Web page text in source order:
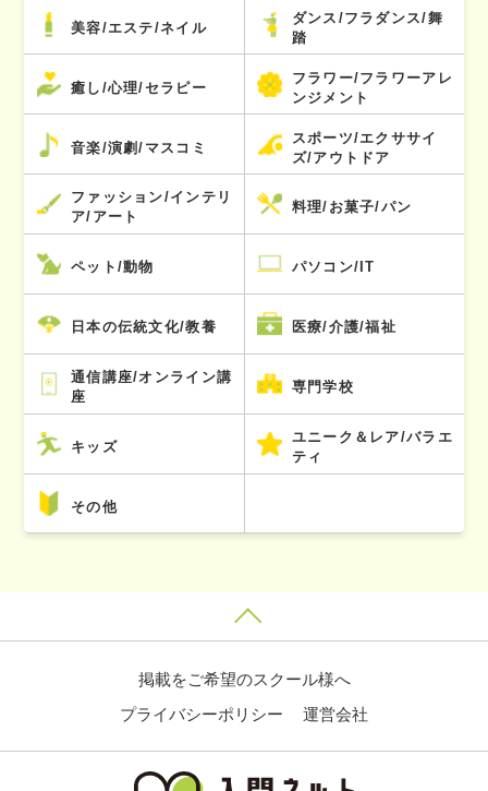
美容/エステ/ネイル
ダンス/フラダンス/舞
踏
癒し/心理/セラピー
フラワー/フラワーアレ
ンジメント
音楽/演劇/マスコミ
スポーツ/エクササイ
ズ/アウトドア
ファッション/インテリ
ア/アート
料理/お菓子/パン
ペット/動物 パソコン/IT
日本の伝統文化/教養 医療/介護/福祉
通信講座/オンライン講
座
専門学校
キッズ
ユニーク＆レア/バラエ
ティ
その他
掲載をご希望のスクール様へ
プライバシーポリシー
運営会社